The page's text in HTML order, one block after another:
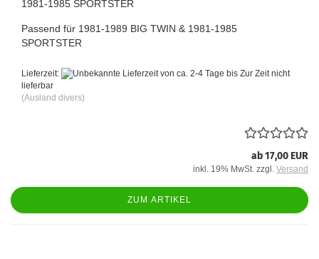
1981-1985 SPORTSTER
Passend für 1981-1989 BIG TWIN & 1981-1985
SPORTSTER
Lieferzeit:
von ca. 2-4 Tage bis Zur Zeit nicht
lieferbar
(Ausland divers)
ab 17,00 EUR
inkl. 19% MwSt. zzgl. Versand
ZUM ARTIKEL